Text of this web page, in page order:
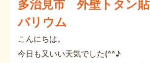
多治見市 外壁トタン
バリウム
こんにちは。
今日も又いい天気でした(^^♪